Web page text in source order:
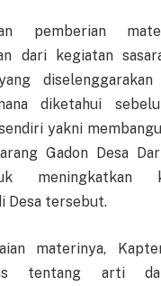
pemberian
dari kegiatan
diketahui
yakni
Gadon Desa
meningkatkan
Desa tersebut.
materinya,
tentang arti